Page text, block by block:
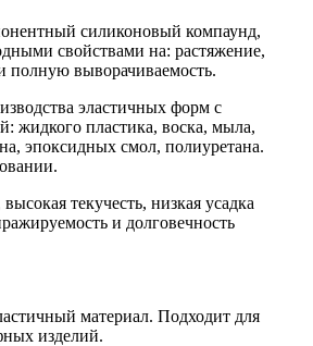
силиконовый компаунд,
свойствами на: растяжение,
полную выворачиваемость.
эластичных форм с
жидкого пластика, воска, мыла,
эпоксидных смол, полиуретана.
текучесть, низкая усадка
и долговечность
материал. Подходит для
изделий.